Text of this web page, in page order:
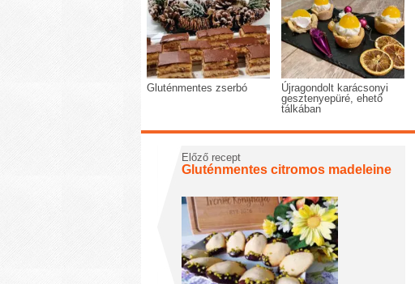
Gluténmentes zserbó
Újragondolt karácsonyi
gesztenyepüré, ehető
tálkában
Előző recept
Gluténmentes citromos madeleine